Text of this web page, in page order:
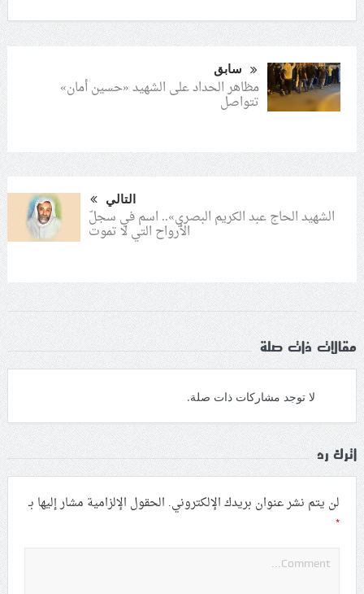
سابق
مظاهر الحداد على الشهيد «حسين أمان»
تتواصل
التالي
الشهيد الحاج عبد الكريم البصري».. اسم في سجلّ
الأرواح التي لا تموت
مقالات ذات صلة
لا توجد مشاركات ذات صلة.
اترك رد
لن يتم نشر عنوان بريدك الإلكتروني. الحقول الإلزامية مشار إليها بـ
*